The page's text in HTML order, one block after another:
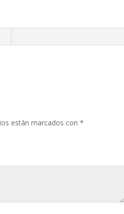
están marcados con*